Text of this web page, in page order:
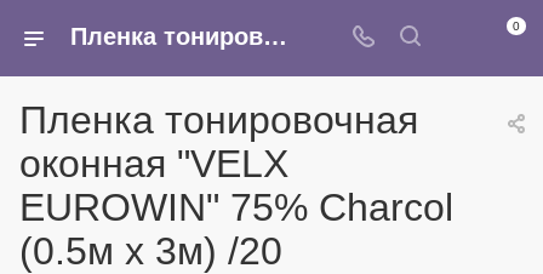
Пленка тонировочная оконная "VELX EUROWIN" 75% Сharcol (0.5м х 3м) /20 - купить в интернет-магазине Армина 0
Пленка тонировочная
оконная "VELX
EUROWIN" 75% Сharcol
(0.5м х 3м) /20